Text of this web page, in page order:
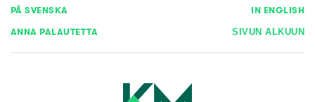
PÅ SVENSKA IN ENGLISH
ANNA PALAUTETTA SIVUN ALKUUN